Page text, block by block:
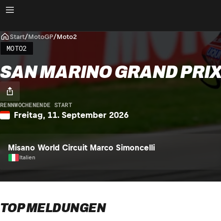
Start/MotoGP/Moto2
MOTO2
SAN MARINO GRAND
RENNWOCHENENDE START
Freitag, 11. September 2026
Misano World Circuit Marco Simoncelli
Italien
TOP MELDUNGEN